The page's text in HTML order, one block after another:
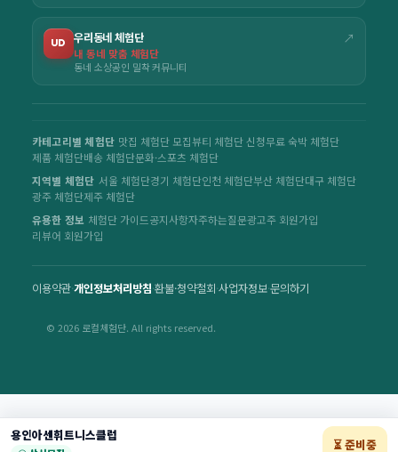
용인아센휘트니스클럽
⏳ 준비중
UD 우리동네 체험단 ↗
내 동네 맞춤 체험단
동네 소상공인 밀착 커뮤니티
카테고리별 체험단 맛집 체험단 모집뷰티 체험단 신청무료 숙박 체험단
제품 체험단배송 체험단문화·스포츠 체험단
지역별 체험단 서울 체험단경기 체험단인천 체험단부산 체험단대구 체험단
광주 체험단제주 체험단
유용한 정보 체험단 가이드공지사항자주하는질문광고주 회원가입
리뷰어 회원가입
이용약관·개인정보처리방침·환불·청약철회·사업자정보·문의하기
© 2026 로컬체험단. All rights reserved.